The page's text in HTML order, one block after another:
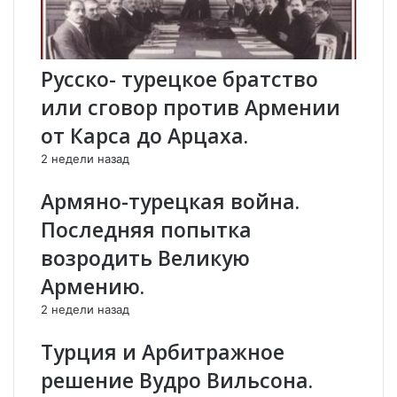
у
б
е
о
п
с
н
с
т
и
.
а
с
о
и
р
е
я
о
л
в
е
Русско- турецкое братство
или сговор против Армении
от Карса до Арцаха.
2 недели назад
Армяно-турецкая война.
Последняя попытка
возродить Великую
Армению.
2 недели назад
Турция и Арбитражное
решение Вудро Вильсона.